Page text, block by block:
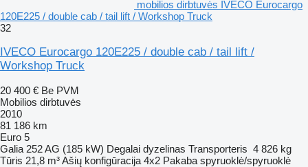
mobilios dirbtuvės IVECO Eurocargo
120E225 / double cab / tail lift / Workshop Truck
32
IVECO Eurocargo 120E225 / double cab / tail lift /
Workshop Truck
20 400 € Be PVM
Mobilios dirbtuvės
2010
81 186 km
Euro 5
Galia 252 AG (185 kW) Degalai dyzelinas Transporteris 4 826 kg
Tūris 21,8 m³Ašių konfigūracija 4x2 Pakaba spyruoklė/spyruoklė